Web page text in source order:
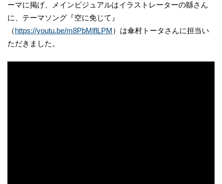
ーマに掲げ、メインビジュアルはイラストレーターの緜さん
に、テーマソング『空に免じて』
（https://youtu.be/m8PbMlflLPM）は傘村トータさんに担当い
ただきました。